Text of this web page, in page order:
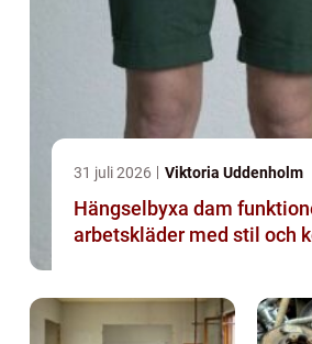
31 juli 2026 Viktoria Uddenholm
Hängselbyxa dam funktionella
arbetskläder med stil och